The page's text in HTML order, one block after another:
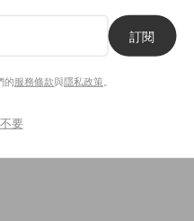
箱中，裝的竟然是
訂閱
的服務條款與隱私政策
要